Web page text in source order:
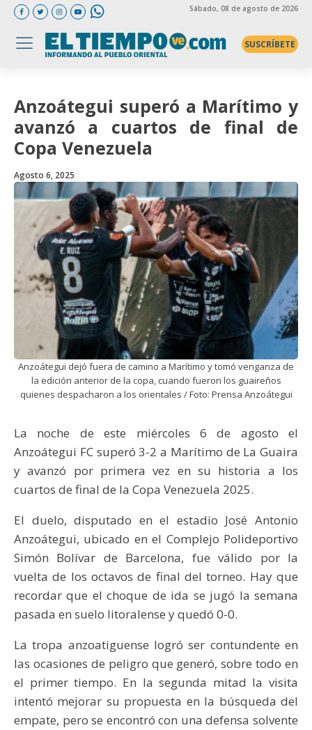
Sábado, 08 de agosto de 2026
SUSCRÍBETE
Anzoátegui superó a Marítimo y
avanzó a cuartos de final de
Copa Venezuela
Agosto 6, 2025
Anzoátegui dejó fuera de camino a Marítimo y tomó venganza de
la edición anterior de la copa, cuando fueron los guaireños
quienes despacharon a los orientales / Foto: Prensa Anzoátegui
La noche de este miércoles 6 de agosto el
Anzoátegui FC superó 3-2 a Marítimo de La Guaira
y avanzó por primera vez en su historia a los
cuartos de final de la Copa Venezuela 2025.
El duelo, disputado en el estadio José Antonio
Anzoátegui, ubicado en el Complejo Polideportivo
Simón Bolívar de Barcelona, fue válido por la
vuelta de los octavos de final del torneo. Hay que
recordar que el choque de ida se jugó la semana
pasada en suelo litoralense y quedó 0-0.
La tropa anzoatiguense logró ser contundente en
las ocasiones de peligro que generó, sobre todo en
el primer tiempo. En la segunda mitad la visita
intentó mejorar su propuesta en la búsqueda del
empate, pero se encontró con una defensa solvente